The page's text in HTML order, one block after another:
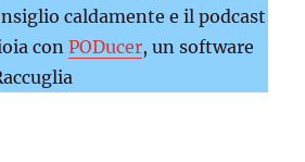
caldamente e il podcast
conPODucer, un software